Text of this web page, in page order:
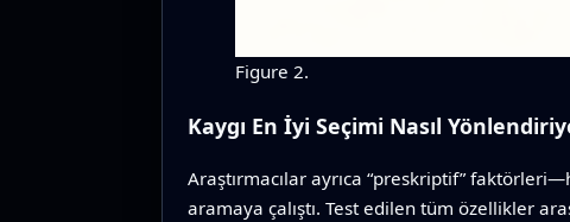
Figure 2.
Kaygı En İyi Seçimi Nasıl
Araştırmacılar ayrıca “preskriptif”
aramaya çalıştı. Test edilen tüm özellikler